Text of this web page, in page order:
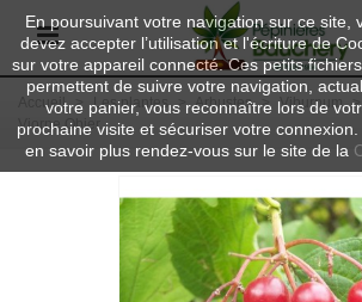
En poursuivant votre navigation sur ce site,
devez accepter l’utilisation et l'écriture de
sur votre appareil connecté. Ces petits
permettent de suivre votre navigation,
votre panier, vous reconnaître lors de
prochaine visite et sécuriser votre
en savoir plus rendez-vous sur le site de la
Accueil > Les plantes > Arbustes > Viburnum >
Viorne Obier